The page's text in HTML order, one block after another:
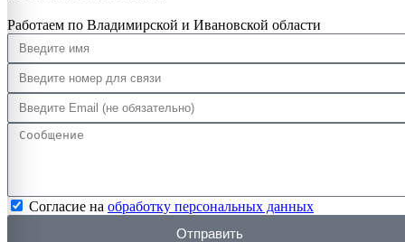
Работаем по Владимирской и Ивановской области
Согласие на обработку персональных данных
Отправить